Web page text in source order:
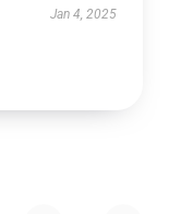
Jan 4, 2025